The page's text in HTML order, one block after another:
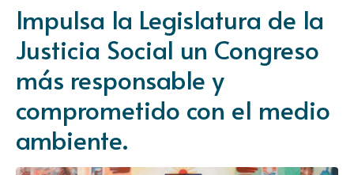
Impulsa la Legislatura de la
Justicia Social un Congreso
más responsable y
comprometido con el medio
ambiente.